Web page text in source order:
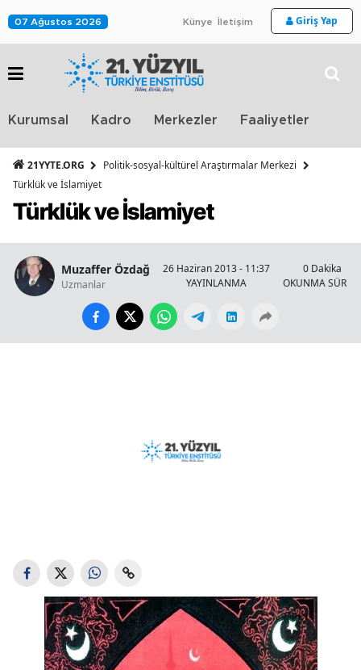
07 Ağustos 2026 Künye İletişim Giriş Yap
Kurumsal Kadro Merkezler Faaliyetler
21YYTE.ORG
Politik-sosyal-kültürel Araştırmalar Merkezi
Türklük ve İslamiyet
Türklük ve İslamiyet
Muzaffer Özdağ
Uzmanlar
26 Haziran 2013 - 11:37
YAYINLANMA
0 Dakika
OKUNMA SÜRESİ